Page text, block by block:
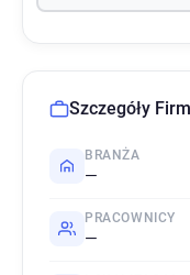
Szczegóły
BRANŻA
—
PRACOWNICY
—